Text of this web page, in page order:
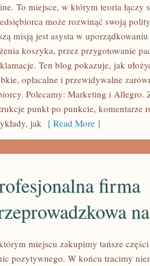
To miejsce, w którym teoria łączy
może rozwinąć swoją
misją jest asysta w
koszyka, przez przygotowanie
Ten blog pokazuje, jak
opłacalne i przewidywalne
Polecamy: Marketing i Allegro.
punkt po punkcie, komentarze
jak [ Read More ]
firma
miejscu zakupimy tańsze
pozytywnego. W końcu tracimy